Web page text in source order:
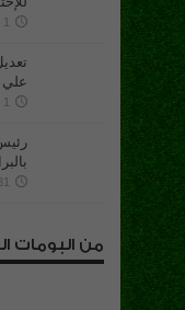
1 أبريل، 2019
علي
1 أبريل، 2019
31
من البومات